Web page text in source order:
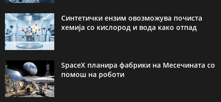
Синтетички ензим овозможува почиста
хемија со кислород и вода како отпад
SpaceX планира фабрики на Месечината со
помош на роботи